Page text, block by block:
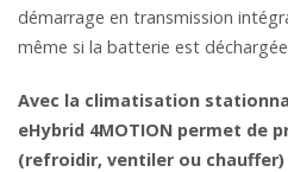
démarrage en transmission
même si la batterie est
Avec la climatisation
eHybrid 4MOTION permet de
(refroidir, ventiler ou